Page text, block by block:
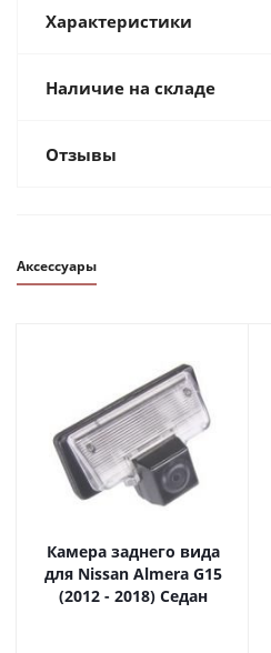
Характеристики
Наличие на складе
Отзывы
Аксессуары
Камера заднего вида
для Nissan Almera G15
(2012 - 2018) Седан